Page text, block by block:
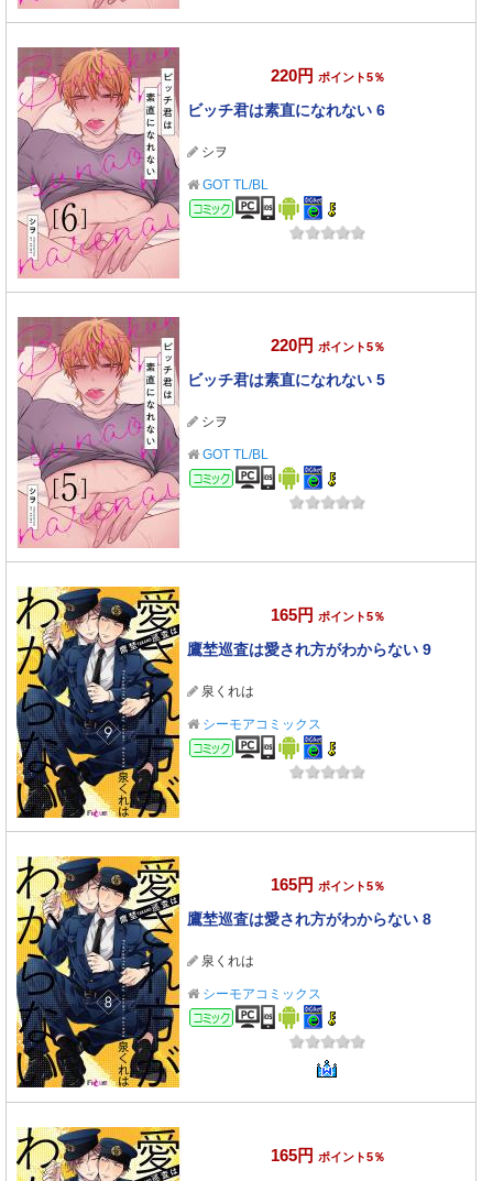
220円 ポイント5％
ビッチ君は素直になれない 6
シヲ
GOT TL/BL
コミック
220円 ポイント5％
ビッチ君は素直になれない 5
シヲ
GOT TL/BL
コミック
165円 ポイント5％
鷹埜巡査は愛され方がわからない 9
泉くれは
シーモアコミックス
コミック
165円 ポイント5％
鷹埜巡査は愛され方がわからない 8
泉くれは
シーモアコミックス
コミック
165円 ポイント5％